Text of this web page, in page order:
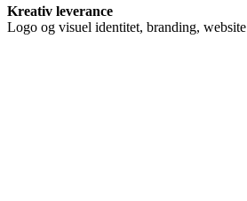
Kreativ leverance
Logo og visuel identitet, branding, website